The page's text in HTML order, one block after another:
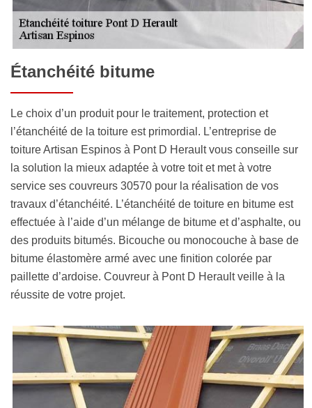
Étanchéité bitume
Le choix d’un produit pour le traitement, protection et
l’étanchéité de la toiture est primordial. L’entreprise de
toiture Artisan Espinos à Pont D Herault vous conseille sur
la solution la mieux adaptée à votre toit et met à votre
service ses couvreurs 30570 pour la réalisation de vos
travaux d’étanchéité. L’étanchéité de toiture en bitume est
effectuée à l’aide d’un mélange de bitume et d’asphalte, ou
des produits bitumés. Bicouche ou monocouche à base de
bitume élastomère armé avec une finition colorée par
paillette d’ardoise. Couvreur à Pont D Herault veille à la
réussite de votre projet.